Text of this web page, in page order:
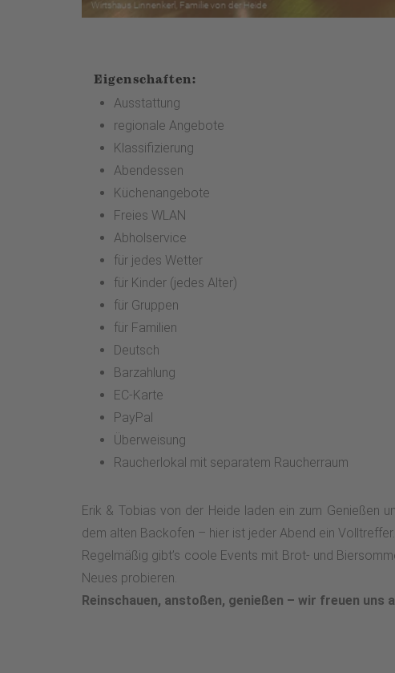
Eigenschaften:
Ausstattung
regionale Angebote
Klassifizierung
Abendessen
Küchenangebote
Freies WLAN
Abholservice
für jedes Wetter
für Kinder (jedes Alter)
für Gruppen
für Familien
Deutsch
Barzahlung
EC-Karte
PayPal
Überweisung
Raucherlokal mit separatem Raucherraum
Erik & Tobias von der Heide laden ein zum Genießen
dem alten Backofen – hier ist jeder Abend ein Volltreffer.
Regelmäßig gibt’s coole Events mit Brot- und
Neues probieren.
Reinschauen, anstoßen, genießen – wir freuen uns